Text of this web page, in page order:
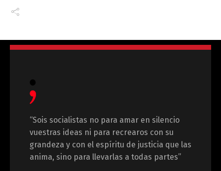
“Sois socialistas no para amar en silencio
vuestras ideas ni para recrearos con su
grandeza y con el espíritu de justicia que las
anima, sino para llevarlas a todas partes”